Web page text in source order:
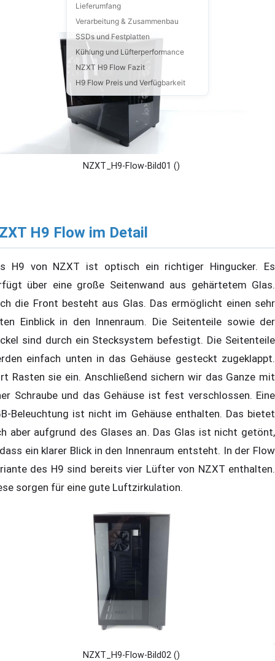
Lieferumfang
Verarbeitung & Zusammenbau
SSDs und Festplatten
Kühlung und Lüfterperformance
NZXT H9 Flow Fazit
H9 Flow Preis und Verfügbarkeit
NZXT_H9-Flow-Bild01 ()
H9 Flow im Detail
H9 von NZXT ist optisch ein richtiger Hingucker. Es
über eine große Seitenwand aus gehärtetem Glas.
die Front besteht aus Glas. Das ermöglicht einen sehr
Einblick in den Innenraum. Die Seitenteile sowie der
sind durch ein Stecksystem befestigt. Die Seitenteile
einfach unten in das Gehäuse gesteckt zugeklappt.
Rasten sie ein. Anschließend sichern wir das Ganze mit
Schraube und das Gehäuse ist fest verschlossen. Eine
Beleuchtung ist nicht im Gehäuse enthalten. Das bietet
aber aufgrund des Glases an. Das Glas ist nicht getönt,
ein klarer Blick in den Innenraum entsteht. In der Flow
des H9 sind bereits vier Lüfter von NZXT enthalten.
sorgen für eine gute Luftzirkulation.
NZXT_H9-Flow-Bild02 ()